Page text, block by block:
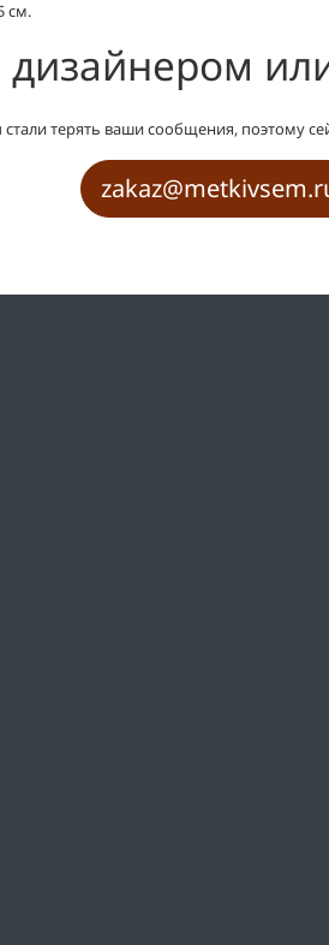
см.
дизайнером
терять ваши сообщения, поэтому